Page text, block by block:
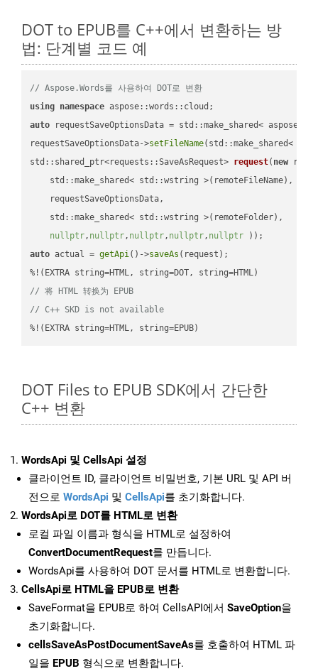
DOT to EPUB를 C++에서 변환하는 방
법: 단계별 코드 예
// Aspose.Words를 사용하여 DOT로 변환
using namespace
auto requestSaveOptionsData = std::make_shared<
requestSaveOptionsData->setFileName(std::make_shared<
std::shared_ptr<requests::SaveAsRequest> request( new
    std::make_shared< std::wstring >(remoteFileName),
    requestSaveOptionsData,
    std::make_shared< std::wstring >(remoteFolder),
nullptr, nullptr, nullptr, nullptr, nullptr ))
auto actual = getApi()->saveAs (request);
// 将 HTML 转换为 EPUB
// C++ SKD is not available
%!(EXTRA string=HTML, string=EPUB)
DOT Files to EPUB SDK에서 간단한
C++ 변환
WordsApi 및 CellsApi 설정
클라이언트 ID, 클라이언트 비밀번호, 기본 URL 및 API 버
전으로 WordsApi 및 CellsApi를 초기화합니다.
WordsApi로 DOT를 HTML로 변환
로컬 파일 이름과 형식을 HTML로 설정하여
ConvertDocumentRequest를 만듭니다.
WordsApi를 사용하여 DOT 문서를 HTML로 변환합니다.
CellsApi로 HTML을 EPUB로 변환
SaveFormat을 EPUB로 하여 CellsAPI에서 SaveOption을
초기화합니다.
cellsSaveAsPostDocumentSaveAs를 호출하여 HTML 파
일을 EPUB 형식으로 변환합니다.